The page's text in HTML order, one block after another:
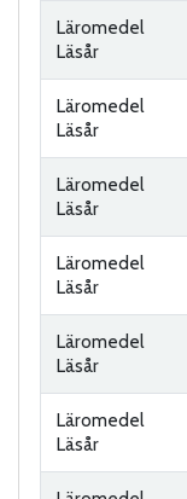
Läromedel
Läsår
Läromedel
Läsår
Läromedel
Läsår
Läromedel
Läsår
Läromedel
Läsår
Läromedel
Läsår